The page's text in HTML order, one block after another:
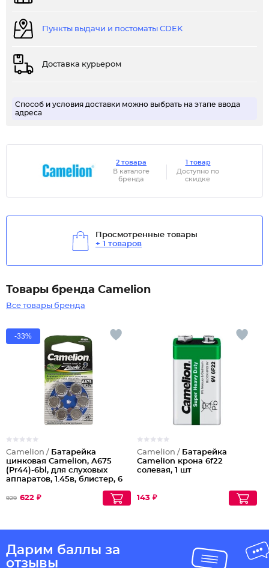
Пункты выдачи и постоматы CDEK
Доставка курьером
Способ и условия доставки можно выбрать на этапе ввода
адреса
2 товара
В каталоге
бренда
1 товар
Доступно по
скидке
Просмотренные товары
+ 1 товаров
Товары бренда Camelion
Все товары бренда
-33%
Camelion / Батарейка
цинковая Camelion, A675
(Pr44)-6bl, для слуховых
аппаратов, 1.45в, блистер, 6
929 622 ₽
Camelion / Батарейка
Camelion крона 6f22
солевая, 1 шт
143 ₽
Дарим баллы за
отзывы